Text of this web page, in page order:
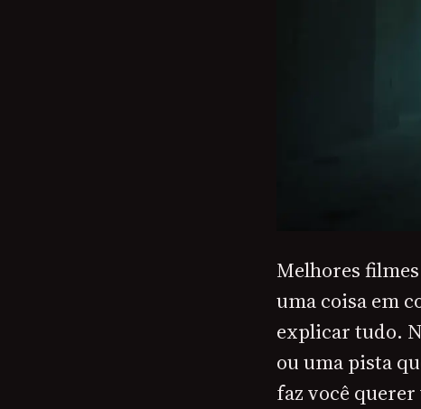
Melhores
uma coisa em
explicar tudo.
ou uma pista
faz você